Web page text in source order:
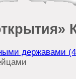
державами